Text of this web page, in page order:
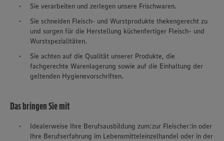
Sie verarbeiten und zerlegen unsere Frischwaren.
Sie schneiden Fleisch- und Wurstprodukte thekengerecht zu
und sorgen für die Herstellung küchenfertiger Fleisch- und
Wurstspezialitäten.
Sie achten auf die Qualität unserer Produkte, die
fachgerechte Warenlagerung sowie auf die Einhaltung der
geltenden Hygienevorschriften.
Das bringen Sie mit
Idealerweise Ihre Berufsausbildung zum:zur Fleischer:in oder
Ihre Berufserfahrung im Lebensmitteleinzelhandel oder in der